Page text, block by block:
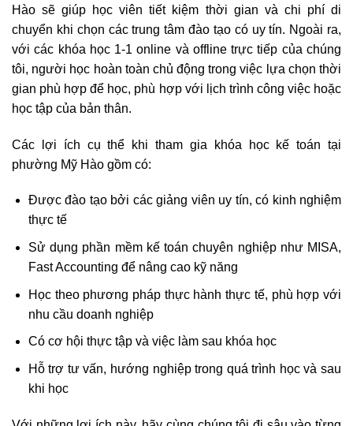
Hào sẽ giúp học viên tiết kiệm thời gian và chi phí di
chuyển khi chọn các trung tâm đào tạo có uy tín. Ngoài ra,
với các khóa học 1-1 online và offline trực tiếp của chúng
tôi, người học hoàn toàn chủ động trong việc lựa chọn thời
gian phù hợp để học, phù hợp với lịch trình công việc hoặc
học tập của bản thân.
Các lợi ích cụ thể khi tham gia khóa học kế toán tại
phường Mỹ Hào gồm có:
Được đào tạo bởi các giảng viên uy tín, có kinh nghiệm
thực tế
Sử dụng phần mềm kế toán chuyên nghiệp như MISA,
Fast Accounting để nâng cao kỹ năng
Học theo phương pháp thực hành thực tế, phù hợp với
nhu cầu doanh nghiệp
Có cơ hội thực tập và việc làm sau khóa học
Hỗ trợ tư vấn, hướng nghiệp trong quá trình học và sau
khi học